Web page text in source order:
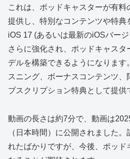
これは、ポッドキャスターが有
提供し、特別なコンテンツや特典
iOS 17 (あるいは最新のiOSバー
さらに強化され、ポッドキャス
デルを構築できるようになります
スニング、ボーナスコンテンツ
ブスクリプション特典として提供
動画の長さは約7分で、動画は
（日本時間）に公開されました
れたばかりですが、今後、ポッド